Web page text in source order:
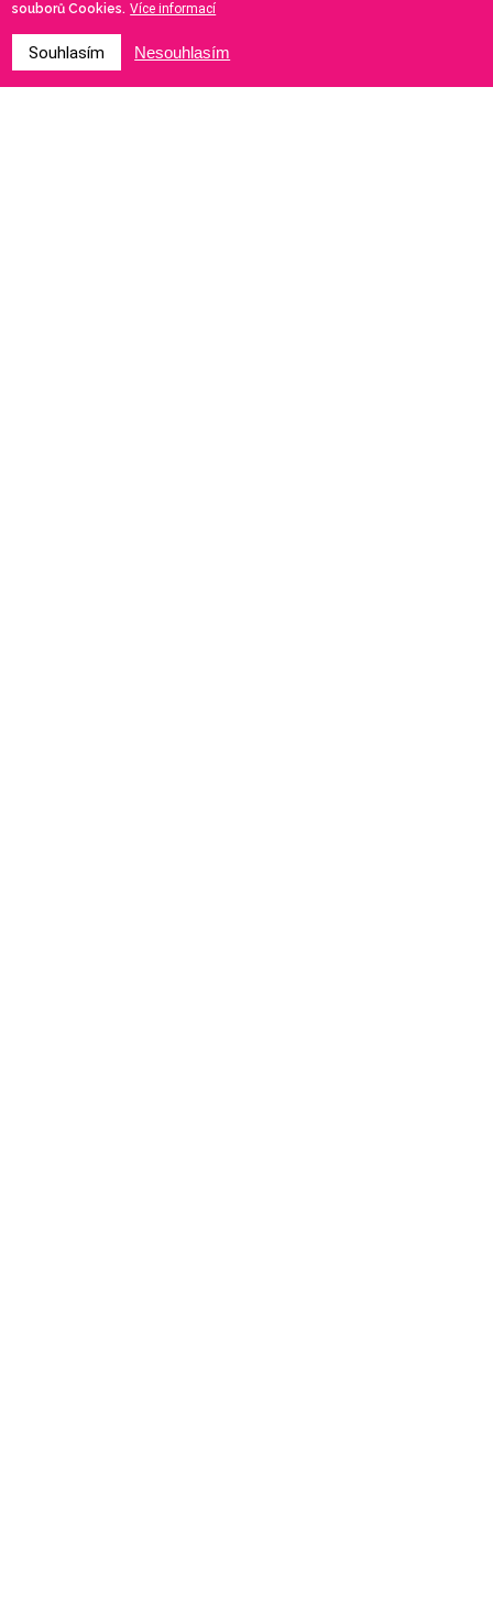
souborů Cookies. Více informací
Souhlasím Nesouhlasím